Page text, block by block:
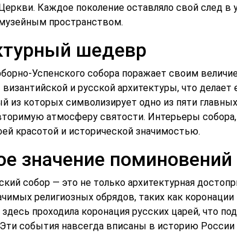
Каждое поколение оставляло свой след в
пространством.
шедевр
Успенского собора поражает своим
и русской архитектуры, что
из которых символизирует одно из пяти
атмосферу святости. Интерьеры
красотой и исторической значимостью.
значение поминовений
собор — это не только архитектурная
религиозных обрядов, таких как
проходила коронация русских царей, что
события навсегда вписаны в историю России